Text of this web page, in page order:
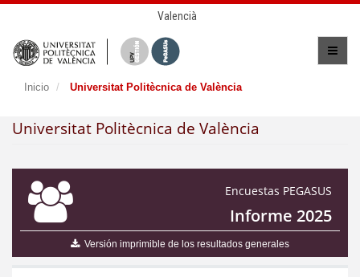
Valencià
Inicio Universitat Politècnica de València
Universitat Politècnica de València
Encuestas PEGASUS
Informe 2025
Versión imprimible de los resultados generales